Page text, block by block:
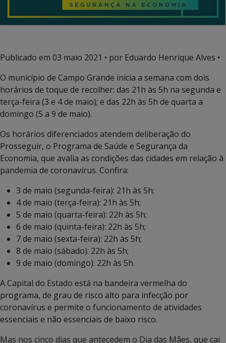
Publicado em 03 maio 2021 • por Eduardo Henrique Alves •
O município de Campo Grande inicia a semana com dois
horários de toque de recolher: das 21h às 5h na segunda e
terça-feira (3 e 4 de maio); e das 22h às 5h de quarta a
domingo (5 a 9 de maio).
Os horários diferenciados atendem deliberação do
Prosseguir, o Programa de Saúde e Segurança da
Economia, que avalia as condições das cidades em relação à
pandemia de coronavírus. Confira:
3 de maio (segunda-feira): 21h às 5h;
4 de maio (terça-feira): 21h às 5h;
5 de maio (quarta-feira): 22h às 5h;
6 de maio (quinta-feira): 22h às 5h;
7 de maio (sexta-feira): 22h às 5h;
8 de maio (sábado): 22h às 5h;
9 de maio (domingo): 22h às 5h.
A Capital do Estado está na bandeira vermelha do
programa, de grau de risco alto para infecção por
coronavírus e permite o funcionamento de atividades
essenciais e não essenciais de baixo risco.
Mas nos cinco dias que antecedem o Dia das Mães, que cai